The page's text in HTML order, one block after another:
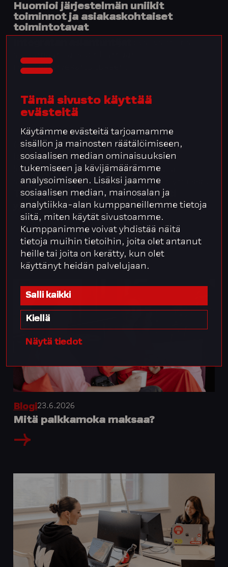
Tämä sivusto käyttää
evästeitä
Käytämme evästeitä tarjoamamme
sisällön ja mainosten räätälöimiseen,
sosiaalisen median ominaisuuksien
tukemiseen ja kävijämäärämme
analysoimiseen. Lisäksi jaamme
sosiaalisen median, mainosalan ja
analytiikka-alan kumppaneillemme tietoja
siitä, miten käytät sivustoamme.
Kumppanimme voivat yhdistää näitä
tietoja muihin tietoihin, joita olet antanut
heille tai joita on kerätty, kun olet
käyttänyt heidän palvelujaan.
Salli kaikki
Kiellä
Näytä tiedot
Huomioi järjestelmän uniikit
toiminnot ja asiakaskohtaiset
toimintotavat
muutostarvekartoituksen.
Olisiko nyt hyvä hetki polkaista käyntiin
laajempi päivitys matka- ja
kululaskujärjestelmiin? Integratalaiset
asiantuntijat auttavat sujuvassa siirtymässä.
Tutustu tarjontaammetaiota heti
yhteyttä!
Blogi23.6.2026
Mitä palkkamoka maksaa?